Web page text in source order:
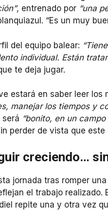
, entrenado por “una
“Es un muy
del equipo balear:
individual. Están
te deja jugar.
estará en saber leer los
manejar los tiempos y
será “bonito, en un
perder de vista que
creciendo…
jornada tras romper
el trabajo realizado.
repite una y otra vez